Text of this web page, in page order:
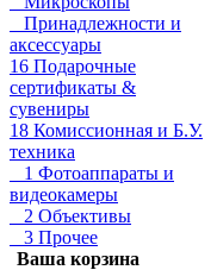
Принадлежности и
аксессуары
16 Подарочные
сертификаты &
сувениры
18 Комиссионная и Б.У.
техника
1 Фотоаппараты и
видеокамеры
2 Объективы
3 Прочее
Ваша корзина